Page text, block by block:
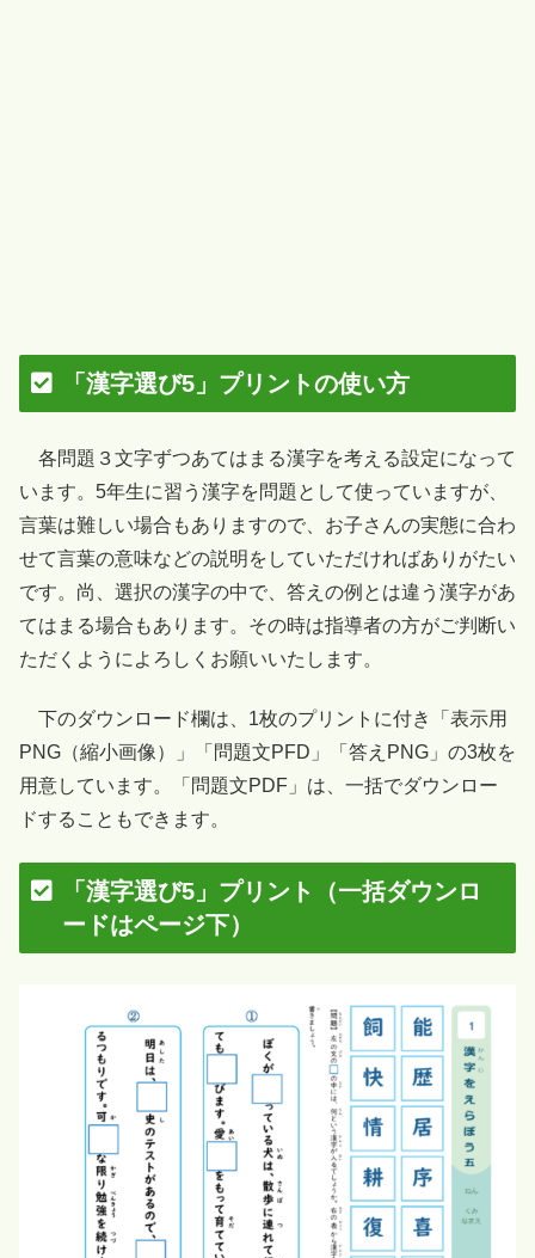
「漢字選び5」プリントの使い方
各問題３文字ずつあてはまる漢字を考える設定になって
います。5年生に習う漢字を問題として使っていますが、
言葉は難しい場合もありますので、お子さんの実態に合わ
せて言葉の意味などの説明をしていただければありがたい
です。尚、選択の漢字の中で、答えの例とは違う漢字があ
てはまる場合もあります。その時は指導者の方がご判断い
ただくようによろしくお願いいたします。
下のダウンロード欄は、1枚のプリントに付き「表示用
PNG（縮小画像）」「問題文PFD」「答えPNG」の3枚を
用意しています。「問題文PDF」は、一括でダウンロー
ドすることもできます。
「漢字選び5」プリント（一括ダウンロ
ードはページ下）